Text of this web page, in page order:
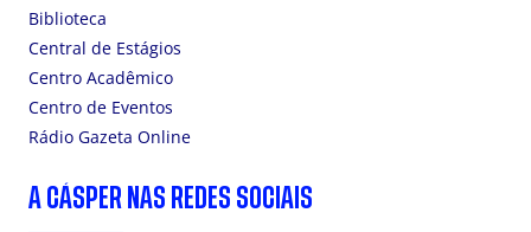
Biblioteca
Central de Estágios
Centro Acadêmico
Centro de Eventos
Rádio Gazeta Online
A CÁSPER NAS REDES SOCIAIS